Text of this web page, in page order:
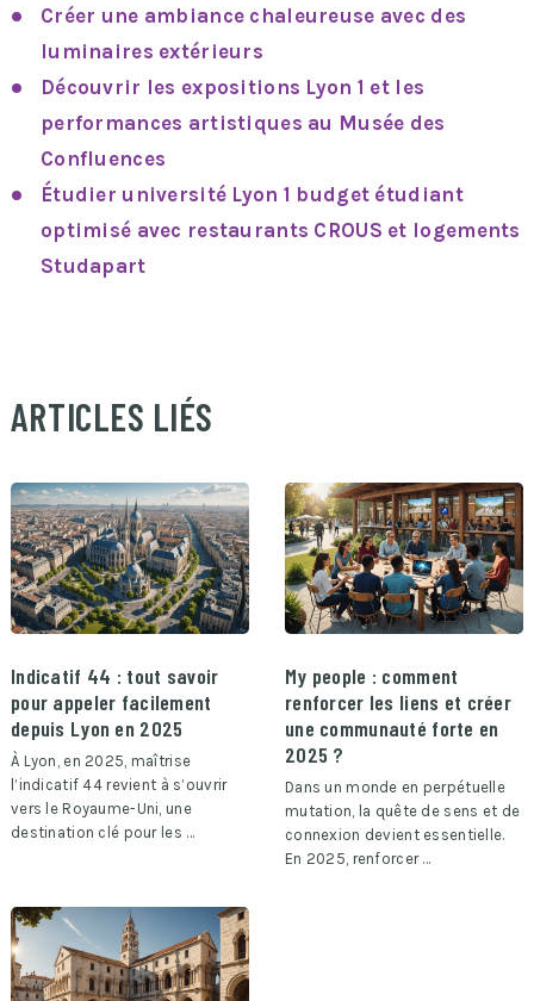
Créer une ambiance chaleureuse avec des
luminaires extérieurs
Découvrir les expositions Lyon 1 et les
performances artistiques au Musée des
Confluences
Étudier université Lyon 1 budget étudiant
optimisé avec restaurants CROUS et logements
Studapart
ARTICLES LIÉS
Indicatif 44 : tout savoir
pour appeler facilement
depuis Lyon en 2025
À Lyon, en 2025, maîtrise
l’indicatif 44 revient à s’ouvrir
vers le Royaume-Uni, une
destination clé pour les …
My people : comment
renforcer les liens et créer
une communauté forte en
2025 ?
Dans un monde en perpétuelle
mutation, la quête de sens et de
connexion devient essentielle.
En 2025, renforcer …